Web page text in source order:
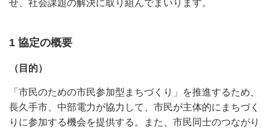
せ、社会課題の解決に取り組んでまいります。
1 協定の概要
（目的）
「市民のための市民参加型まちづくり」を推進するため、
長久手市、中部電力が協力して、市民が主体的にまちづく
りに参加する機会を提供する。また、市民同士のつながり